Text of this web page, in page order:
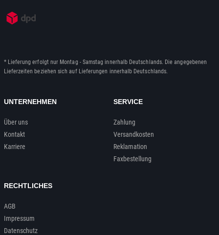
* Lieferung erfolgt nur Montag - Samstag innerhalb Deutschlands. Die angegebenen
Lieferzeiten beziehen sich auf Lieferungen innerhalb Deutschlands.
UNTERNEHMEN
Über uns
Kontakt
Karriere
SERVICE
Zahlung
Versandkosten
Reklamation
Faxbestellung
RECHTLICHES
AGB
Impressum
Datenschutz